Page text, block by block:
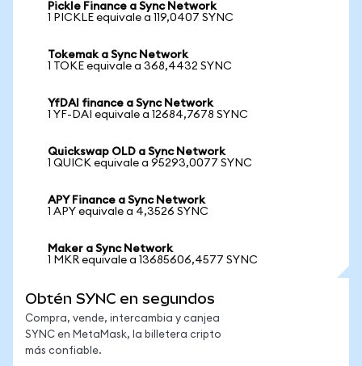
Pickle Finance a Sync Network
1 PICKLE equivale a 119,0407 SYNC
Tokemak a Sync Network
1 TOKE equivale a 368,4432 SYNC
YfDAI finance a Sync Network
1 YF-DAI equivale a 12684,7678 SYNC
Quickswap OLD a Sync Network
1 QUICK equivale a 95293,0077 SYNC
APY Finance a Sync Network
1 APY equivale a 4,3526 SYNC
Maker a Sync Network
1 MKR equivale a 13685606,4577 SYNC
Obtén SYNC en segundos
Compra, vende, intercambia y canjea
SYNC en MetaMask, la billetera cripto
más confiable.